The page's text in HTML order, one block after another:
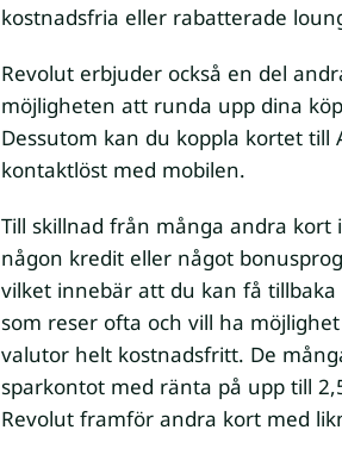
kostnadsfria eller rabatterade
Revolut erbjuder också en del
möjligheten att runda upp dina
Dessutom kan du koppla kortet till
kontaktlöst med mobilen.
Till skillnad från många andra kort
någon kredit eller något
vilket innebär att du kan få
som reser ofta och vill ha
valutor helt kostnadsfritt. De
sparkontot med ränta på upp till
Revolut framför andra kort med